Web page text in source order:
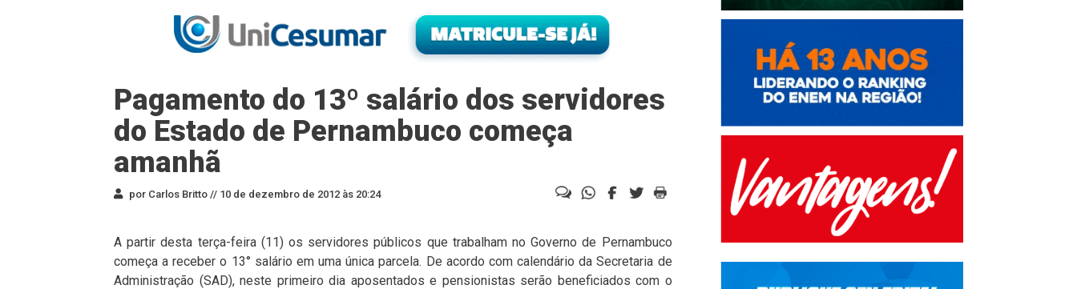
Pagamento do 13º salário dos servidores
do Estado de Pernambuco começa
amanhã
por Carlos Britto // 10 de dezembro de 2012 às 20:24
A partir desta terça-feira (11) os servidores públicos que trabalham no Governo de Pernambuco
começa a receber o 13° salário em uma única parcela. De acordo com calendário da Secretaria de
Administração (SAD), neste primeiro dia aposentados e pensionistas serão beneficiados com o